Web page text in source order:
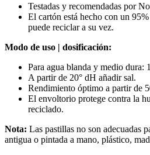
Testadas y recomendadas por
El cartón está hecho con un
puede reciclar a su vez.
Modo de uso | dosificación:
Para agua blanda y medio dura:
A partir de 20° dH añadir sal.
Rendimiento óptimo a partir de
El envoltorio protege contra la
reciclado.
Nota: Las pastillas no son adecuadas
antigua o pintada a mano, plástico,